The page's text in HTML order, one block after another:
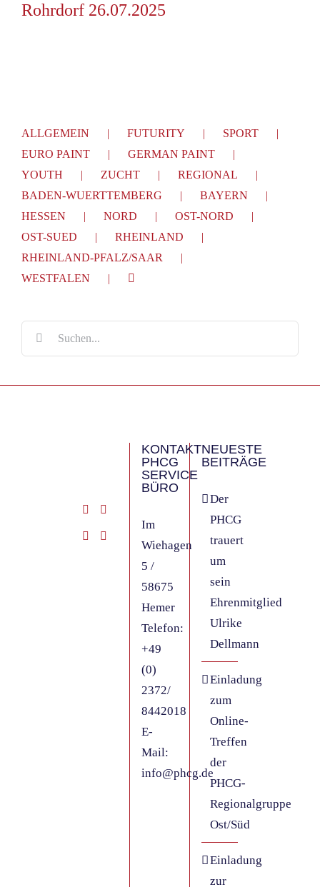
Rohrdorf 26.07.2025
ALLGEMEIN FUTURITY
SPORT
EURO PAINT
GERMAN PAINT
YOUTH
ZUCHT
REGIONAL
BADEN-WUERTTEMBERG
BAYERN
HESSEN
NORD
OST-NORD
OST-SUED
RHEINLAND
RHEINLAND-PFALZ/SAAR
WESTFALEN
Suche
nach:
KONTAKT
PHCG
SERVICE
BÜRO
Im
Wiehagen
5 /
58675
Hemer
Telefon:
+49
(0)
2372/
8442018
E-
Mail:
info@phcg.de
NEUESTE
BEITRÄGE
Der
PHCG
trauert
um
sein
Ehrenmitglied
Ulrike
Dellmann
Einladung
zum
Online-
Treffen
der
PHCG-
Regionalgruppe
Ost/Süd
Einladung
zur